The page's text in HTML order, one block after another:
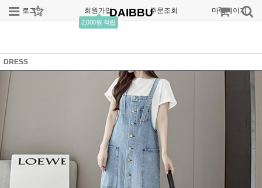
로그인 회원가입
2,000원 적립
주문조회 마이페이지
DAIBBU
DRESS